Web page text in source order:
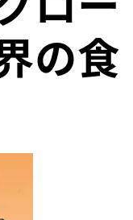
の食